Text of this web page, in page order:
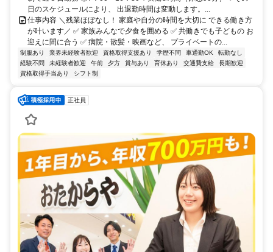
日のスケジュールにより、 出退勤時間は変動します。...
仕事内容 ＼残業ほぼなし！ 家庭や自分の時間を大切に できる働き方
が叶います／ ✅ 家族みんなで夕食を囲める ✅ 共働きでも子どもの お
迎えに間に合う ✅ 病院・散髪・映画など、 プライベートの...
制服あり 業界未経験者歓迎 資格取得支援あり 学歴不問 車通勤OK
転勤なし
経験不問
未経験者歓迎 午前 夕方 賞与あり 育休あり 交通費支給
長期歓迎
資格取得手当あり
シフト制
正社員